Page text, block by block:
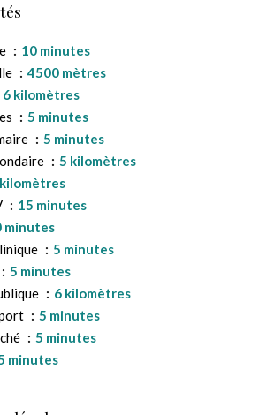
10 minutes
4500 mètres
6 kilomètres
5 minutes
5 minutes
5 kilomètres
15 minutes
minutes
5 minutes
5 minutes
6 kilomètres
5 minutes
5 minutes
minutes